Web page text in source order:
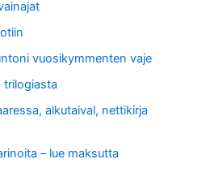
vuosikymmenten vaje
alkutaival, nettikirja
– lue maksutta